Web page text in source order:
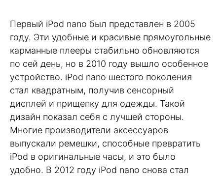
Первый iPod nano был представлен в 2005
году. Эти удобные и красивые прямоугольные
карманные плееры стабильно обновляются
по сей день, но в 2010 году вышло особенное
устройство. iPod nano шестого поколения
стал квадратным, получив сенсорный
дисплей и прищепку для одежды. Такой
дизайн показал себя с лучшей стороны.
Многие производители аксессуаров
выпускали ремешки, способные превратить
iPod в оригинальные часы, и это было
удобно. В 2012 году iPod nano снова стал